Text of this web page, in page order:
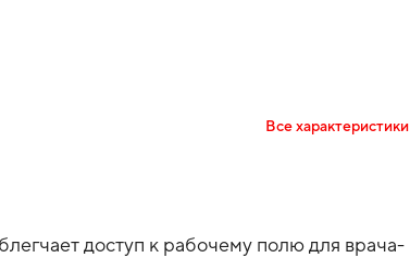
Все характеристики
доступ к рабочему полю для врача-